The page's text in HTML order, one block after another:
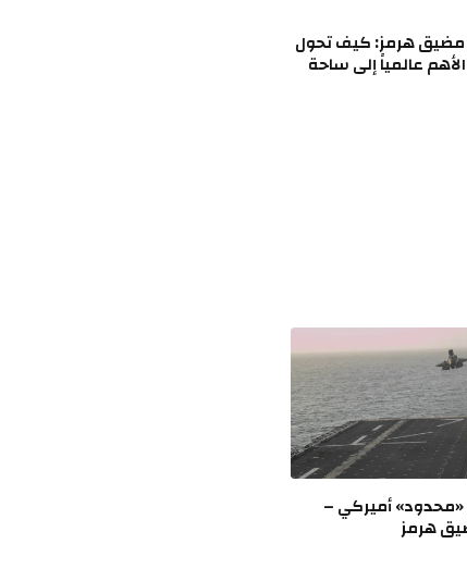
هرمز: كيف تحول
عالمياً إلى ساحة
«محدود» أميركي –
هرمز